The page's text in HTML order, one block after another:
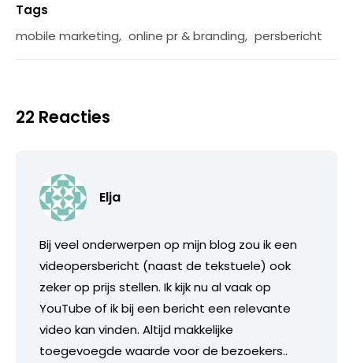
Tags
mobile marketing, online pr & branding, persbericht
22 Reacties
Elja
Bij veel onderwerpen op mijn blog zou ik een
videopersbericht (naast de tekstuele) ook
zeker op prijs stellen. Ik kijk nu al vaak op
YouTube of ik bij een bericht een relevante
video kan vinden. Altijd makkelijke
toegevoegde waarde voor de bezoekers..